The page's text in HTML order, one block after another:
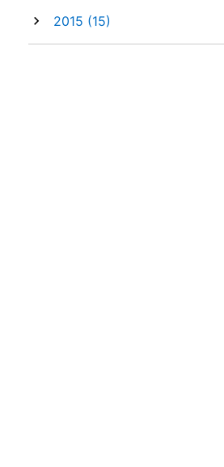
2015 (15)